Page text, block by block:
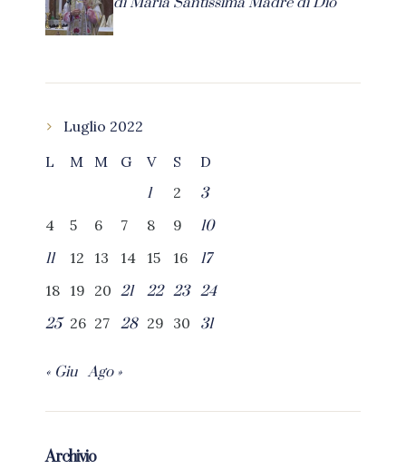
Luglio 2022
L
M M G V S
D
1
2
3
4
5 6 7 8 9
10
11
12 13 14 15 16
17
18 19 20 21 22 23 24
25 26 27 28 29 30 31
« Giu Ago »
Archivio